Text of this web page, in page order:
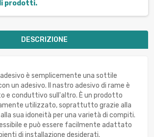
prodotti.
DESCRIZIONE
adesivo è semplicemente una sottile
un adesivo. Il nastro adesivo di rame è
e conduttivo sull'altro. È un prodotto
utilizzato, soprattutto grazie alla
sua idoneità per una varietà di compiti.
e può essere facilmente adattato
di installazione desiderati.